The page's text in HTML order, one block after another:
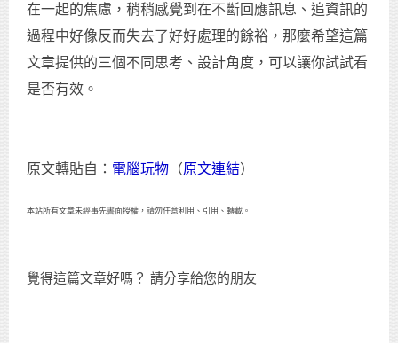
在一起的焦慮，稍稍感覺到在不斷回應訊息、追資訊的
過程中好像反而失去了好好處理的餘裕，那麼希望這篇
文章提供的三個不同思考、設計角度，可以讓你試試看
是否有效。
原文轉貼自： 電腦玩物 （原文連結）
本站所有文章未經事先書面授權，請勿任意利用、引用、轉載。
覺得這篇文章好嗎？ 請分享給您的朋友